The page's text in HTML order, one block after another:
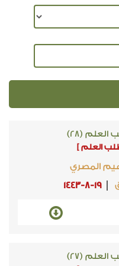
(28)
العلم ]
المصري
1443-8-19
(27)